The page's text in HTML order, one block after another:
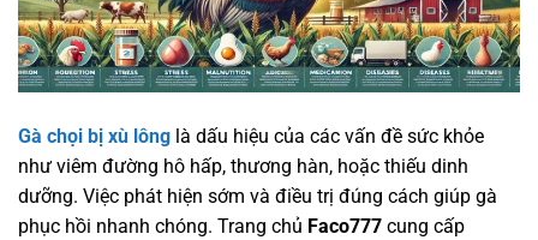
Gà chọi bị xù lông là dấu hiệu của các vấn đề sức khỏe
như viêm đường hô hấp, thương hàn, hoặc thiếu dinh
dưỡng. Việc phát hiện sớm và điều trị đúng cách giúp gà
phục hồi nhanh chóng. Trang chủ Faco777 cung cấp